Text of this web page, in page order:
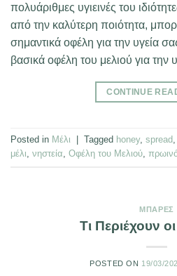
πολυάριθμες υγιεινές του
από την καλύτερη ποιότητα,
σημαντικά οφέλη για την υγεία
βασικά οφέλη του μελιού για την
CONTINUE
Posted in Μέλι Tagged honey, spread,
μέλι, νηστεία, Οφέλη του Μελιού,
ΜΠΆΡΕΣ
Τι Περιέχουν
POSTED ON 19/03/